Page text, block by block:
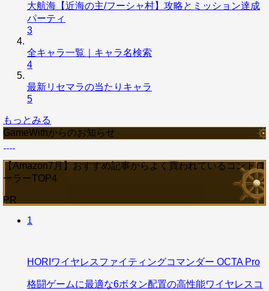
大航海【近海の主/フーシャ村】攻略とミッション達成
パーティ
3
全キャラ一覧｜キャラ名検索
4
最新リセマラの当たりキャラ
5
もっとみる
GameWithからのお知らせ
【Amazon7月】おすすめ記事からよく買われているコントロ
ーラーTOP4
PR
1
HORIワイヤレスファイティングコマンダー OCTA Pro
格闘ゲームに最適な6ボタン配置の高性能ワイヤレスコ